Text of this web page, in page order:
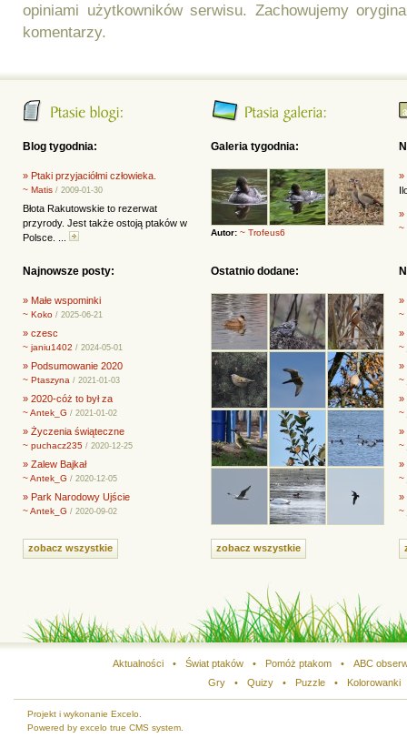
opiniami użytkowników serwisu. Zachowujemy
komentarzy.
Blog tygodnia:
» Ptaki przyjaciółmi człowieka.
~ Matis / 2009-01-30
Błota Rakutowskie to rezerwat
przyrody. Jest także ostoją ptaków w
Polsce. ...
Najnowsze posty:
» Małe wspominki
~ Koko / 2025-06-21
» czesc
~ janiu1402 / 2024-05-01
» Podsumowanie 2020
~ Ptaszyna / 2021-01-03
» 2020-cóż to był za
~ Antek_G / 2021-01-02
» Życzenia świąteczne
~ puchacz235 / 2020-12-25
» Zalew Bajkał
~ Antek_G / 2020-12-05
» Park Narodowy Ujście
~ Antek_G / 2020-09-02
zobacz wszystkie
Galeria tygodnia:
Autor: ~ Trofeus6
Ostatnio dodane:
zobacz wszystkie
»
»
~
»
~
»
~
»
~
»
~
»
~
»
~
»
~
Aktualności • Świat ptaków • Pomóż ptakom •
ABC
Gry
• Quizy • Puzzle • Kolorowanki
Projekt i wykonanie Excelo.
Powered by excelo true CMS system.